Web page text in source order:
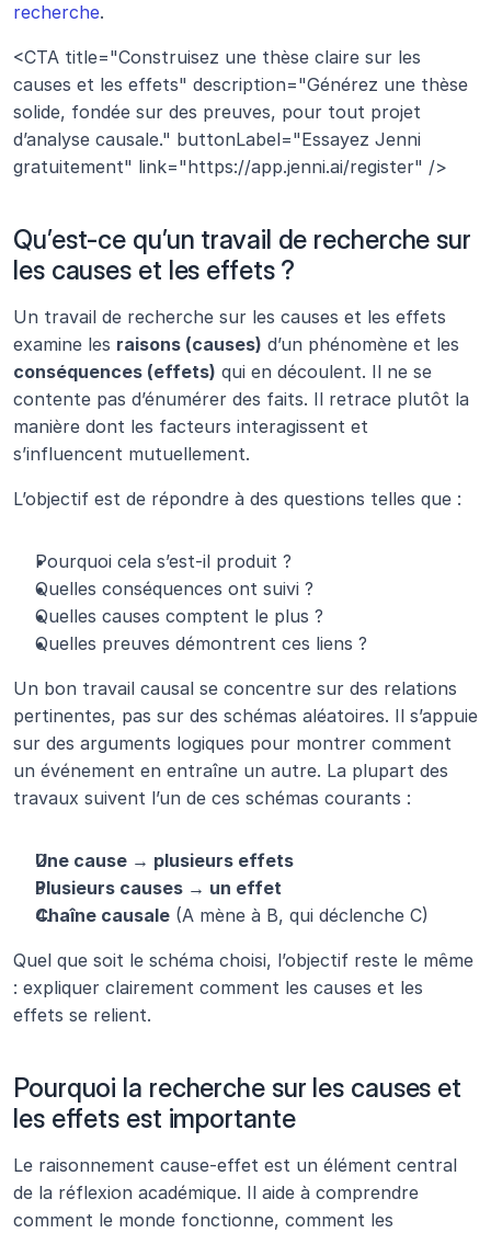
recherche.
<CTA title="Construisez une thèse claire sur les
causes et les effets" description="Générez une thèse
solide, fondée sur des preuves, pour tout projet
d’analyse causale." buttonLabel="Essayez Jenni
gratuitement" link="https://app.jenni.ai/register" />
Qu’est-ce qu’un travail de recherche sur
les causes et les effets ?
Un travail de recherche sur les causes et les effets
examine les raisons (causes)
conséquences (effets) qui en découlent. Il ne se
contente pas d’énumérer des faits. Il retrace plutôt la
manière dont les facteurs interagissent et
s’influencent mutuellement.
L’objectif est de répondre à des questions telles que :
Pourquoi cela s’est-il produit ?
Quelles conséquences ont suivi ?
Quelles causes comptent le plus ?
Quelles preuves démontrent ces liens ?
Un bon travail causal se concentre sur des relations
pertinentes, pas sur des schémas aléatoires. Il s’appuie
sur des arguments logiques pour montrer comment
un événement en entraîne un autre. La plupart des
travaux suivent l’un de ces schémas courants :
Une cause → plusieurs effets
Plusieurs causes → un effet
Chaîne causale (A mène à B, qui déclenche C)
Quel que soit le schéma choisi, l’objectif reste le même
: expliquer clairement comment les causes et les
effets se relient.
Pourquoi la recherche sur les causes et
les effets est importante
Le raisonnement cause-effet est un élément central
de la réflexion académique. Il aide à comprendre
comment le monde fonctionne, comment les